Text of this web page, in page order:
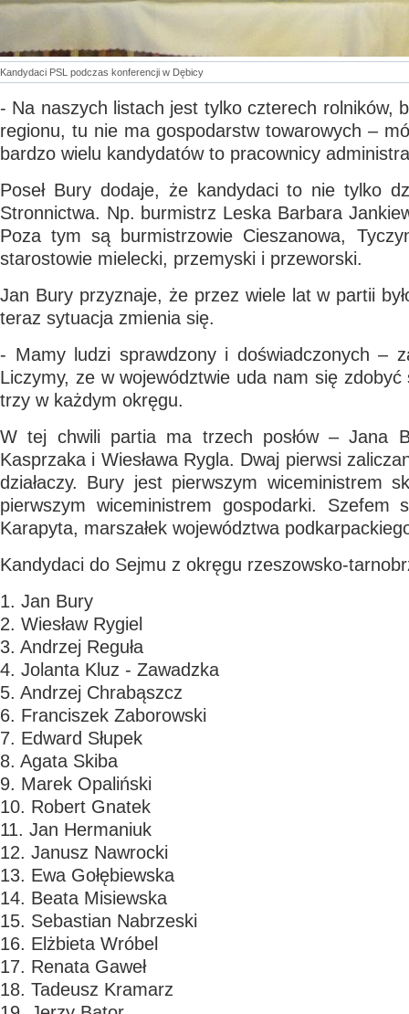
Kandydaci PSL podczas konferencji w Dębicy
- Na naszych listach jest tylko czterech rolników,
regionu, tu nie ma gospodarstw towarowych –
bardzo wielu kandydatów to pracownicy
Poseł Bury dodaje, że kandydaci to nie tylko
Stronnictwa. Np. burmistrz Leska Barbara
Poza tym są burmistrzowie Cieszanowa,
starostowie mielecki, przemyski i przeworski.
Jan Bury przyznaje, że przez wiele lat w partii
teraz sytuacja zmienia się.
- Mamy ludzi sprawdzony i doświadczonych –
Liczymy, ze w województwie uda nam się
trzy w każdym okręgu.
W tej chwili partia ma trzech posłów – Jana
Kasprzaka i Wiesława Rygla. Dwaj pierwsi
działaczy. Bury jest pierwszym wiceministrem
pierwszym wiceministrem gospodarki. Szefem
Karapyta, marszałek województwa
Kandydaci do Sejmu z okręgu rzeszowsko-
1. Jan Bury
2. Wiesław Rygiel
3. Andrzej Reguła
4. Jolanta Kluz - Zawadzka
5. Andrzej Chrabąszcz
6. Franciszek Zaborowski
7. Edward Słupek
8. Agata Skiba
9. Marek Opaliński
10. Robert Gnatek
11. Jan Hermaniuk
12. Janusz Nawrocki
13. Ewa Gołębiewska
14. Beata Misiewska
15. Sebastian Nabrzeski
16. Elżbieta Wróbel
17. Renata Gaweł
18. Tadeusz Kramarz